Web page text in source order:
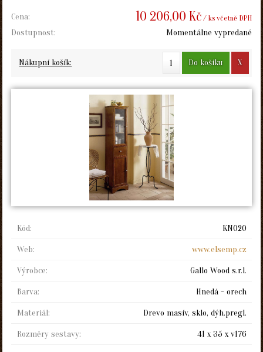
Cena: 10 206,00 Kč/ ks včetně DPH
Dostupnost: Momentálne vypredané
Nákupní košík: X
Do košíku
Kód: KN020
Web: www.elsemp.cz
Výrobce: Gallo Wood s.r.l.
Barva: Hnedá - orech
Materiál: Drevo masív, sklo, dýh.pregl.
Rozměry sestavy: 41 x 35 x v176